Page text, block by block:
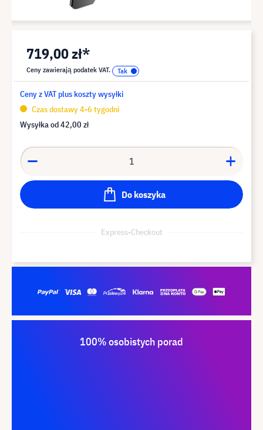
719,00 zł*
Ceny zawierają podatek VAT.
Ceny z VAT plus koszty wysyłki
Czas dostawy 4-6 tygodni
Wysyłka od42,00 zł
Do koszyka
Express-Checkout
100% osobistych porad